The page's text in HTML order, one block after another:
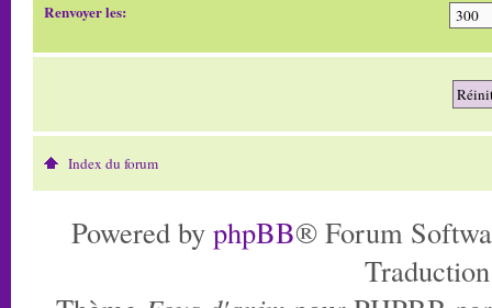
Renvoyer les:
Index du forum
Powered by phpBB® Forum